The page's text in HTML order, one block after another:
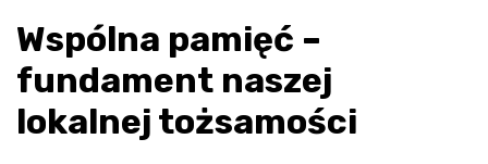
Wspólna pamięć –
fundament naszej
lokalnej tożsamości